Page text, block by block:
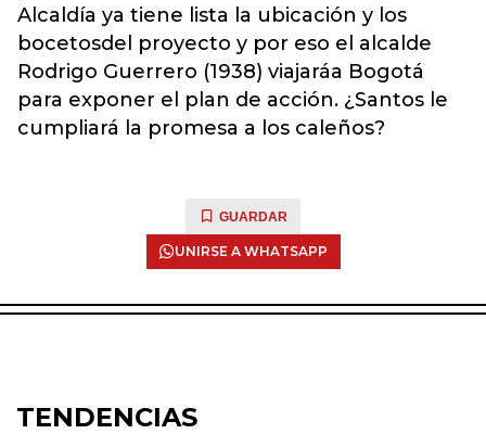
Alcaldía ya tiene lista la ubicación y los
bocetosdel proyecto y por eso el alcalde
Rodrigo Guerrero (1938) viajaráa Bogotá
para exponer el plan de acción. ¿Santos le
cumpliará la promesa a los caleños?
GUARDAR
UNIRSE A WHATSAPP
TENDENCIAS